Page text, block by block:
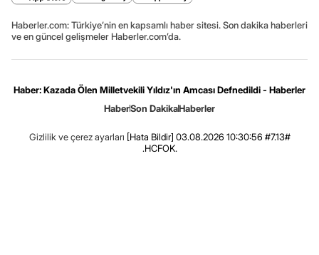
Haberler.com: Türkiye’nin en kapsamlı haber sitesi. Son dakika haberleri
ve en güncel gelişmeler Haberler.com’da.
Haber: Kazada Ölen Milletvekili Yıldız'ın Amcası Defnedildi - Haberler
HaberSon DakikaHaberler
Gizlilik ve çerez ayarları [Hata Bildir] 03.08.2026 10:30:56 #7.13#
.HCFOK.